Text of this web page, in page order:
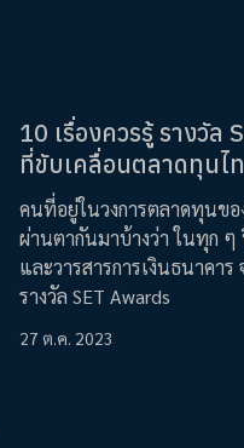
10 เรื่องควรรู้ รางวัล
ที่ขับเคลื่อนตลาดทุนไ
คนที่อยู่ในวงการตลาดทุนขอ
ผ่านตากันมาบ้างว่า ในทุก
และวารสารการเงินธนาคา
รางวัล SET Awards
27 ต.ค. 2023